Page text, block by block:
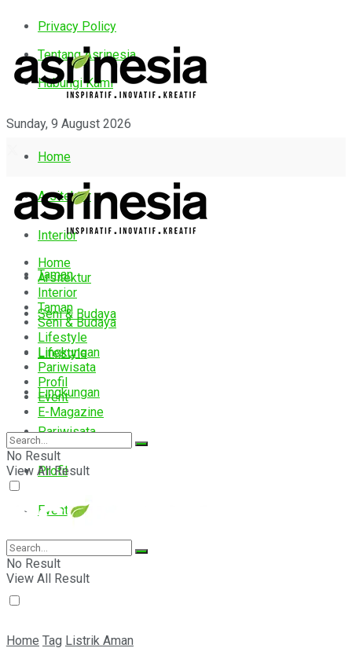
Privacy Policy
Tentang Asrinesia
Hubungi Kami
Sunday, 9 August 2026
Home
Arsitektur
Interior
Taman
Seni & Budaya
Lifestyle
Lingkungan
Pariwisata
Profil
Event
E-Magazine
Home
Arsitektur
Interior
Taman
Seni & Budaya
Lifestyle
Lingkungan
Pariwisata
Profil
Event
E-Magazine
No Result
View All Result
No Result
View All Result
Home Tag Listrik Aman